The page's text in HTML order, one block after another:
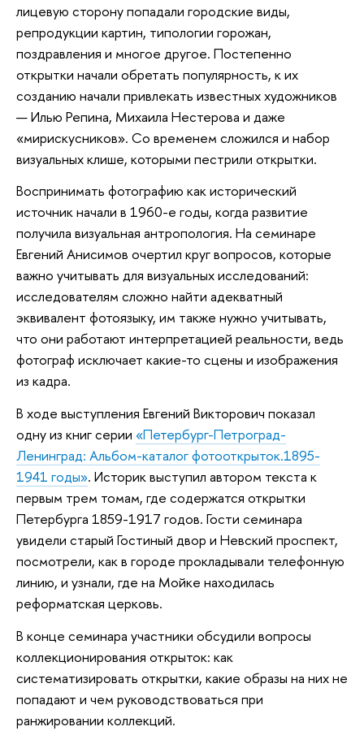
лицевую сторону попадали городские виды,
репродукции картин, типологии горожан,
поздравления и многое другое. Постепенно
открытки начали обретать популярность, к их
созданию начали привлекать известных художников
— Илью Репина, Михаила Нестерова и даже
«мирискусников». Со временем сложился и набор
визуальных клише, которыми пестрили открытки.
Воспринимать фотографию как исторический
источник начали в 1960-е годы, когда развитие
получила визуальная антропология. На семинаре
Евгений Анисимов очертил круг вопросов, которые
важно учитывать для визуальных исследований:
исследователям сложно найти адекватный
эквивалент фотоязыку, им также нужно учитывать,
что они работают интерпретацией реальности, ведь
фотограф исключает какие-то сцены и изображения
из кадра.
В ходе выступления Евгений Викторович показал
одну из книг серии «Петербург-Петроград-
Ленинград: Альбом-каталог фотооткрыток.1895-
1941 годы». Историк выступил автором текста к
первым трем томам, где содержатся открытки
Петербурга 1859-1917 годов. Гости семинара
увидели старый Гостиный двор и Невский проспект,
посмотрели, как в городе прокладывали телефонную
линию, и узнали, где на Мойке находилась
реформатская церковь.
В конце семинара участники обсудили вопросы
коллекционирования открыток: как
систематизировать открытки, какие образы на них не
попадают и чем руководствоваться при
ранжировании коллекций.